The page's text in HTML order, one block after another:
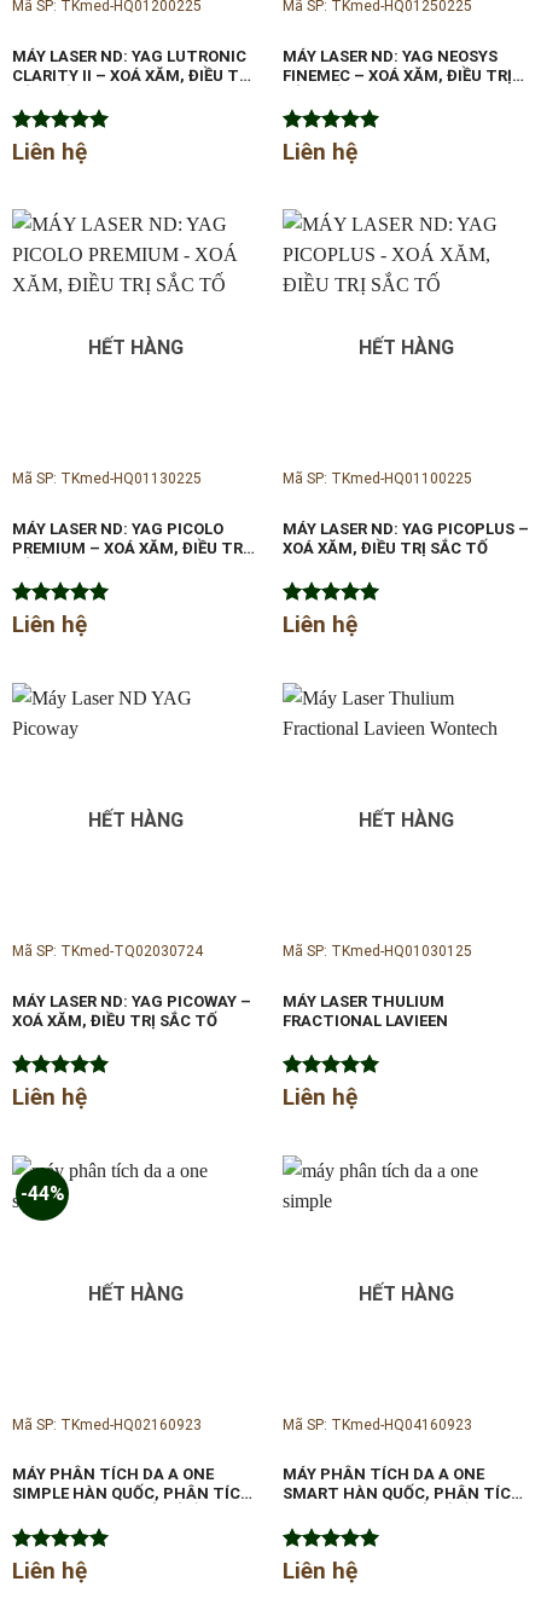
Mã SP: TKmed-HQ01200225
MÁY LASER ND: YAG LUTRONIC
CLARITY II – XOÁ XĂM, ĐIỀU TRỊ
Được xếp
5.00
Liên hệ
Mã SP: TKmed-HQ01250225
MÁY LASER ND: YAG NEOSYS
FINEMEC – XOÁ XĂM, ĐIỀU TRỊ
Được xếp
5.00
Liên hệ
HẾT HÀNG
Mã SP: TKmed-HQ01130225
MÁY LASER ND: YAG PICOLO
PREMIUM – XOÁ XĂM, ĐIỀU TRỊ
Được xếp
5.00
Liên hệ
HẾT HÀNG
Mã SP: TKmed-HQ01100225
MÁY LASER ND: YAG PICOPLUS –
XOÁ XĂM, ĐIỀU TRỊ SẮC TỐ
Được xếp
5.00
Liên hệ
HẾT HÀNG
Mã SP: TKmed-TQ02030724
MÁY LASER ND: YAG PICOWAY –
XOÁ XĂM, ĐIỀU TRỊ SẮC TỐ
Được xếp
5.00
Liên hệ
HẾT HÀNG
Mã SP: TKmed-HQ01030125
MÁY LASER THULIUM
FRACTIONAL LAVIEEN
Được xếp
5.00
Liên hệ
-44%
HẾT HÀNG
Mã SP: TKmed-HQ02160923
MÁY PHÂN TÍCH DA A ONE
SIMPLE HÀN QUỐC, PHÂN TÍCH
Được xếp
hạng 5.00
Liên hệ
HẾT HÀNG
Mã SP: TKmed-HQ04160923
MÁY PHÂN TÍCH DA A ONE
SMART HÀN QUỐC, PHÂN TÍCH
Được xếp
hạng 5.00
Liên hệ